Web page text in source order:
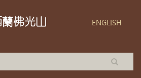
佛光山 ENGLISH